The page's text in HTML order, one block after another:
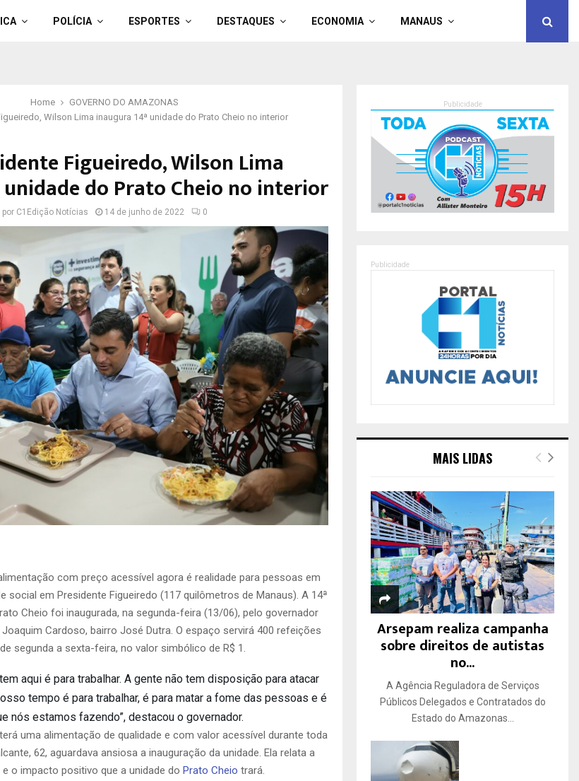
POLÍCIA ESPORTES DESTAQUES ECONOMIA MANAUS
Home
GOVERNO DO AMAZONAS
Wilson Lima inaugura 14ª unidade do Prato Cheio no interior
Figueiredo, Wilson Lima
unidade do Prato Cheio no interior
por C1Edição Notícias 14 de junho de 2022 0
com preço acessível agora é realidade para pessoas em
social em Presidente Figueiredo (117 quilômetros de Manaus). A 14ª
Cheio foi inaugurada, na segunda-feira (13/06), pelo governador
Cardoso, bairro José Dutra. O espaço servirá 400 refeições
segunda a sexta-feira, no valor simbólico de R$ 1.
aqui é para trabalhar. A gente não tem disposição para atacar
tempo é para trabalhar, é para matar a fome das pessoas e é
nós estamos fazendo”, destacou o governador.
uma alimentação de qualidade e com valor acessível durante toda
62, aguardava ansiosa a inauguração da unidade. Ela relata a
o impacto positivo que a unidade do Prato Cheio trará.
Publicidade
Publicidade
MAIS LIDAS
Arsepam realiza campanha
sobre direitos de autistas
no...
A Agência Reguladora de Serviços
Públicos Delegados e Contratados do
Estado do Amazonas...